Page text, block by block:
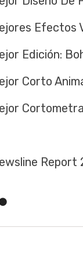
Efectos
Edición:
Corto
Report